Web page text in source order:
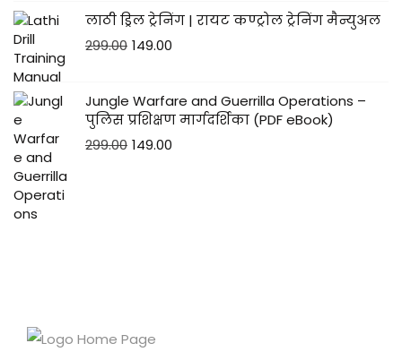
लाठी ड्रिल ट्रेनिंग | रायट कण्ट्रोल ट्रेनिंग मैन्युअल
299.00 149.00
Jungle Warfare and Guerrilla Operations –
पुलिस प्रशिक्षण मार्गदर्शिका (PDF eBook)
299.00 149.00